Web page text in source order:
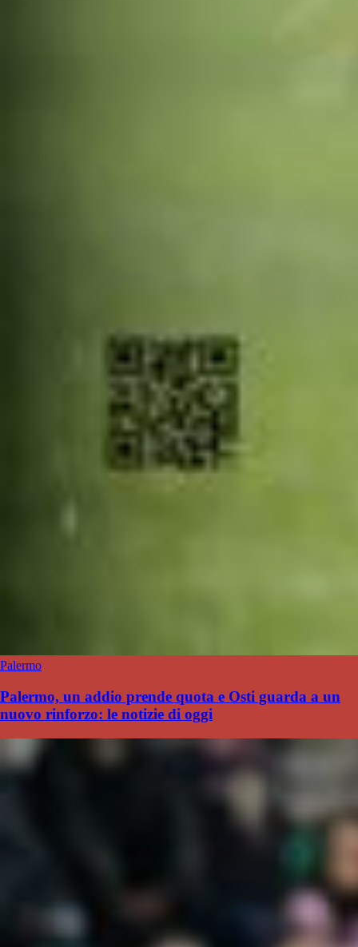
Palermo
Palermo, un addio prende quota e Osti guarda a un
nuovo rinforzo: le notizie di oggi